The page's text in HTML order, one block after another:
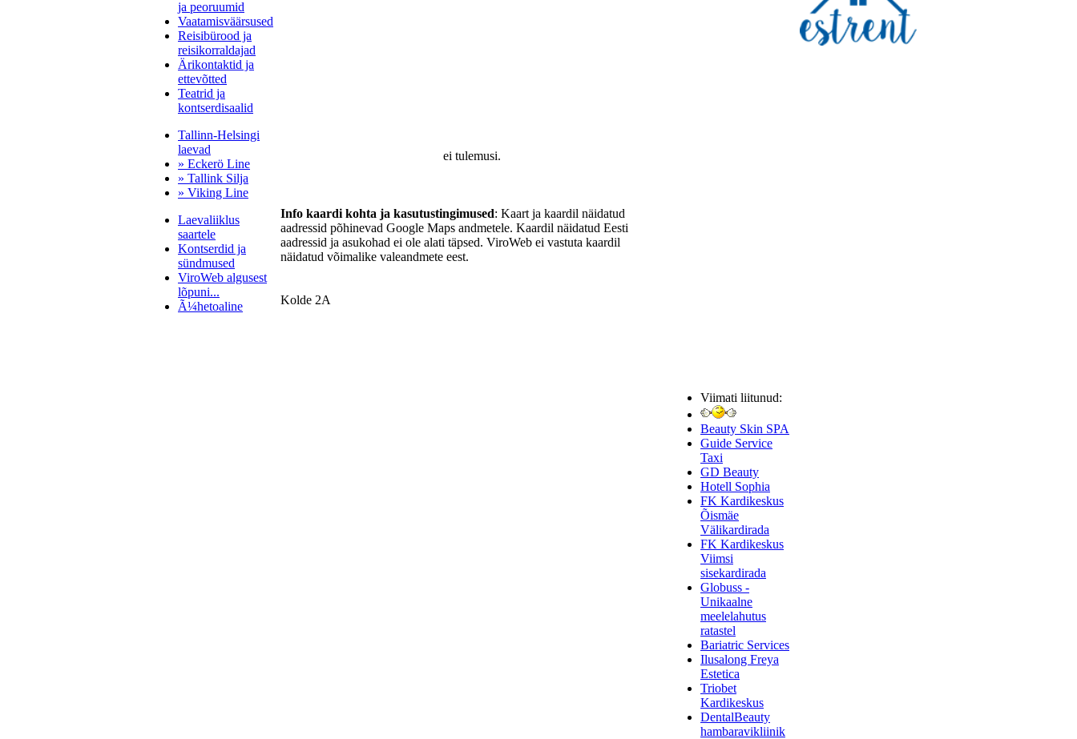
ja peoruumid
Vaatamisväärsused
Reisibürood ja
reisikorraldajad
Ärikontaktid ja
ettevõtted
Teatrid ja
kontserdisaalid
Tallinn-Helsingi
laevad
» Eckerö Line
» Tallink Silja
» Viking Line
Laevaliiklus
saartele
Kontserdid ja
sündmused
ViroWeb algusest
lõpuni...
Ã¼hetoaline
ei tulemusi.
Info kaardi kohta ja kasutustingimused: Kaart ja kaardil näidatud
aadressid põhinevad Google Maps andmetele. Kaardil näidatud Eesti
aadressid ja asukohad ei ole alati täpsed. ViroWeb ei vastuta kaardil
näidatud võimalike valeandmete eest.
Kolde 2A
Viimati liitunud:
Beauty Skin SPA
Guide Service
Taxi
GD Beauty
Hotell Sophia
FK Kardikeskus
Õismäe
Välikardirada
FK Kardikeskus
Viimsi
sisekardirada
Globuss -
Unikaalne
meelelahutus
ratastel
Bariatric Services
Ilusalong Freya
Estetica
Triobet
Kardikeskus
DentalBeauty
hambaravikliinik